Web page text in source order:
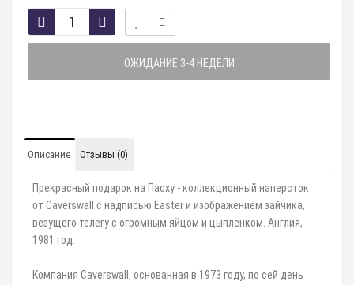
ОЖИДАНИЕ 3-4 НЕДЕЛИ
Описание Отзывы (0)
Прекрасный подарок на Пасху - коллекционный наперсток
от Caverswall с надписью Easter и изображением зайчика,
везущего телегу с огромным яйцом и цыпленком. Англия,
1981 год.
Компания Caverswall, основанная в 1973 году, по сей день